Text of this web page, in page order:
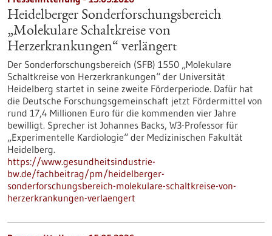
Heidelberger Sonderforschungsbereich
„Molekulare Schaltkreise von
Herzerkrankungen“ verlängert
Der Sonderforschungsbereich (SFB) 1550 „Molekulare
Schaltkreise von Herzerkrankungen“ der Universität
Heidelberg startet in seine zweite Förderperiode. Dafür hat
die Deutsche Forschungsgemeinschaft jetzt Fördermittel von
rund 17,4 Millionen Euro für die kommenden vier Jahre
bewilligt. Sprecher ist Johannes Backs, W3-Professor für
„Experimentelle Kardiologie“ der Medizinischen Fakultät
Heidelberg.
https://www.gesundheitsindustrie-
bw.de/fachbeitrag/pm/heidelberger-
sonderforschungsbereich-molekulare-schaltkreise-von-
herzerkrankungen-verlaengert